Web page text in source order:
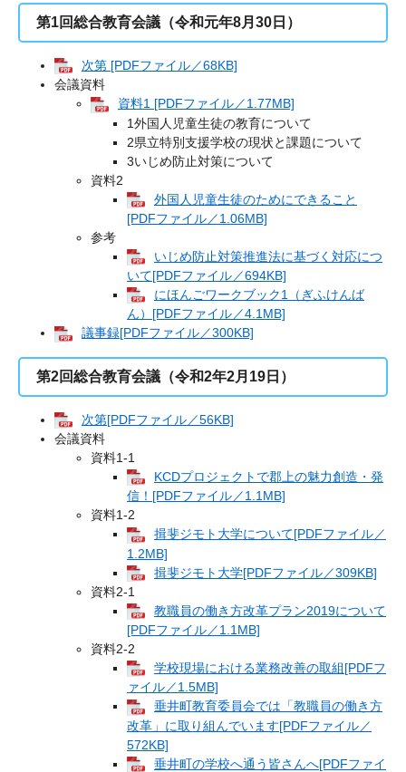
第1回総合教育会議（令和元年8月30日）
次第 [PDFファイル／68KB]
会議資料
資料1 [PDFファイル／1.77MB]
1外国人児童生徒の教育について
2県立特別支援学校の現状と課題について
3いじめ防止対策について
資料2
外国人児童生徒のためにできること
[PDFファイル／1.06MB]
参考
いじめ防止対策推進法に基づく対応につ
いて[PDFファイル／694KB]
にほんごワークブック1（ぎふけんば
ん）[PDFファイル／4.1MB]
議事録[PDFファイル／300KB]
第2回総合教育会議（令和2年2月19日）
次第[PDFファイル／56KB]
会議資料
資料1-1
KCDプロジェクトで郡上の魅力創造・発
信！[PDFファイル／1.1MB]
資料1-2
揖斐ジモト大学について[PDFファイル／
1.2MB]
揖斐ジモト大学[PDFファイル／309KB]
資料2-1
教職員の働き方改革プラン2019について
[PDFファイル／1.1MB]
資料2-2
学校現場における業務改善の取組[PDFフ
ァイル／1.5MB]
垂井町教育委員会では「教職員の働き方
改革」に取り組んでいます[PDFファイル／
572KB]
垂井町の学校へ通う皆さんへ[PDFファイ